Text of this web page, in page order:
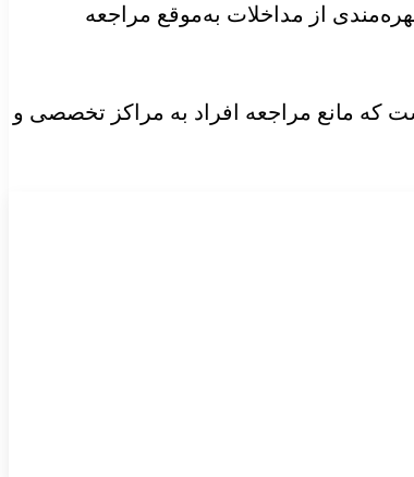
از مداخلات به‌موقع مراجعه
که مانع مراجعه افراد به مراکز تخصصی و